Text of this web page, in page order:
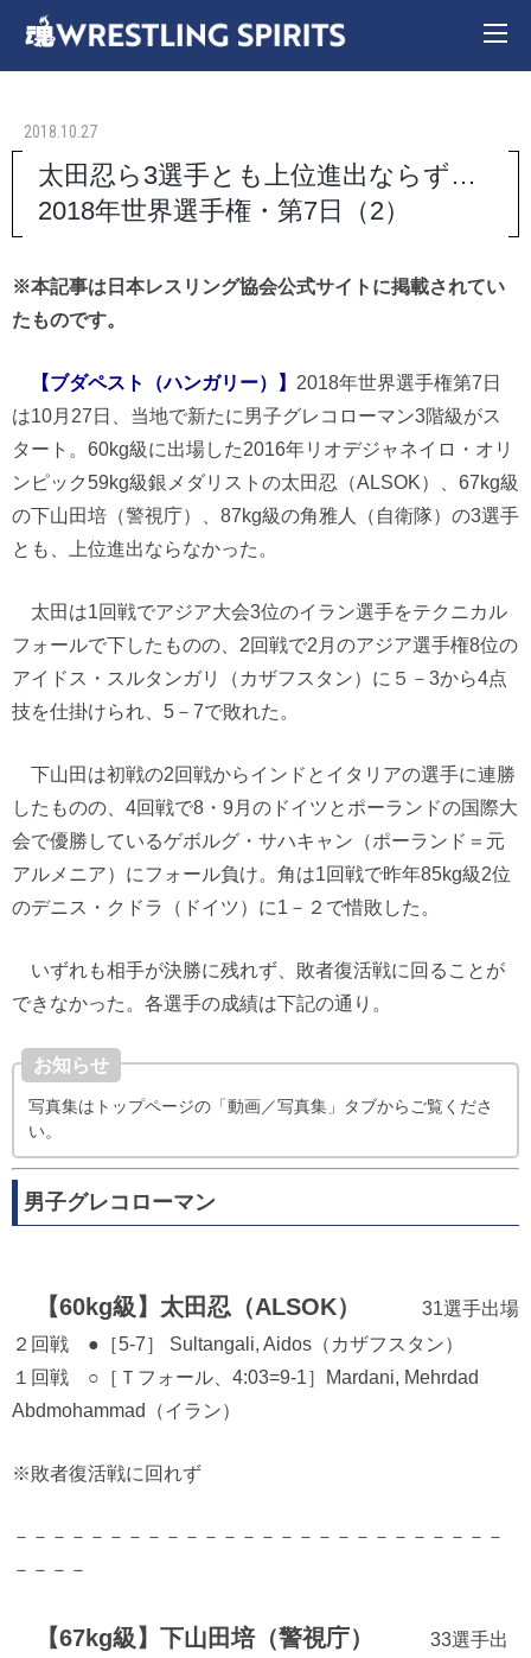
2018.10.27
太田忍ら3選手とも上位進出ならず…
2018年世界選手権・第7日（2）
※本記事は日本レスリング協会公式サイトに掲載されてい
たものです。
【ブダペスト（ハンガリー）】 2018年世界選手権第7日
は10月27日、当地で新たに男子グレコローマン3階級がス
タート。60kg級に出場した2016年リオデジャネイロ・オリ
ンピック59kg級銀メダリストの太田忍（ALSOK）、67kg級
の下山田培（警視庁）、87kg級の角雅人（自衛隊）の3選手
とも、上位進出ならなかった。
太田は1回戦でアジア大会3位のイラン選手をテクニカル
フォールで下したものの、2回戦で2月のアジア選手権8位の
アイドス・スルタンガリ（カザフスタン）に５－3から4点
技を仕掛けられ、5－7で敗れた。
下山田は初戦の2回戦からインドとイタリアの選手に連勝
したものの、4回戦で8・9月のドイツとポーランドの国際大
会で優勝しているゲボルグ・サハキャン（ポーランド＝元
アルメニア）にフォール負け。角は1回戦で昨年85kg級2位
のデニス・クドラ（ドイツ）に1－２で惜敗した。
いずれも相手が決勝に残れず、敗者復活戦に回ることが
できなかった。各選手の成績は下記の通り。
お知らせ
写真集はトップページの「動画／写真集」タブからご覧くださ
い。
男子グレコローマン
【60kg級】太田忍（ALSOK）
31選手出場
２回戦 ●［5-7］ Sultangali, Aidos（カザフスタン）
１回戦 ○［Ｔフォール、4:03=9-1］Mardani, Mehrdad
Abdmohammad（イラン）
※敗者復活戦に回れず
－－－－－－－－－－－－－－－－－－－－－－－－－－
－－－－
【67kg級】下山田培（警視庁）
33選手出